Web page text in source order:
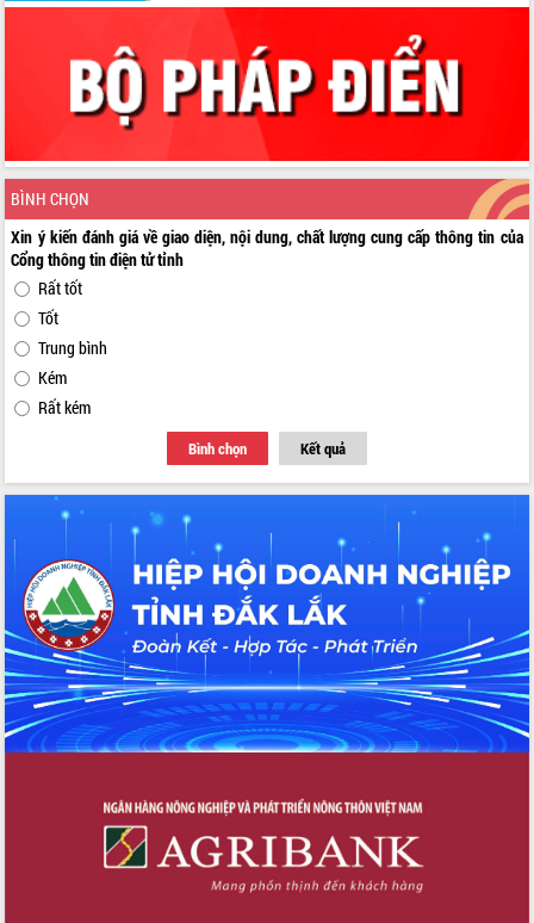
BÌNH CHỌN
Xin ý kiến đánh giá về giao diện, nội dung, chất lượng cung cấp thông tin của
Cổng thông tin điện tử tỉnh
Rất tốt
Tốt
Trung bình
Kém
Rất kém
Bình chọn Kết quả